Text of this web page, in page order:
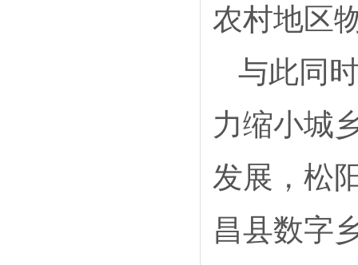
农村地区
与此同
力缩小城
发展，松
昌县数字